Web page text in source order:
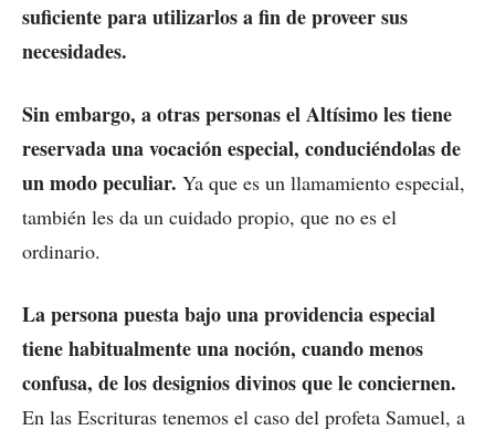
suficiente para utilizarlos a fin de proveer sus
necesidades.
Sin embargo, a otras personas el Altísimo les tiene
reservada una vocación especial, conduciéndolas de
un modo peculiar. Ya que es un llamamiento especial,
también les da un cuidado propio, que no es el
ordinario.
La persona puesta bajo una providencia especial
tiene habitualmente una noción, cuando menos
confusa, de los designios divinos que le conciernen.
En las Escrituras tenemos el caso del profeta Samuel, a